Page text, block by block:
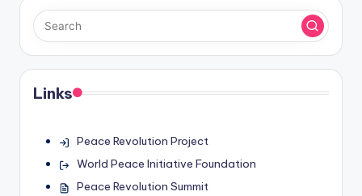
Links
Peace Revolution Project
World Peace Initiative Foundation
Peace Revolution Summit